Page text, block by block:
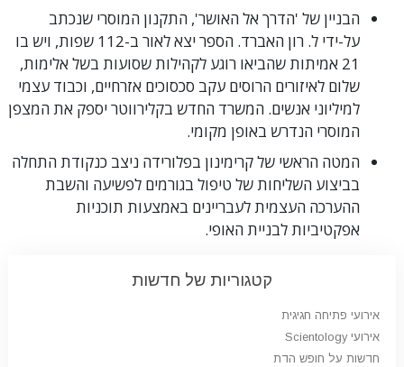
הבניין של 'הדרך אל האושר', התקנון המוסרי שנכתב
על-ידי ל. רון האברד.
הספר יצא לאור ב-112 שפות, ויש בו
21 אמיתות שהביאו רוגע לקהילות שסועות בשל אלימות,
שלום לאיזורים הרוסים עקב סכסוכים אזרחיים, וכבוד עצמי
למיליוני אנשים. המשרד החדש בקלירווטר יספק את המצפן
המוסרי הנדרש באופן מקומי.
המטה הראשי של קרימינון בפלורידה ניצב כנקודת התחלה
בביצוע השליחות של טיפול בגורמים לפשיעה והשבת
ההערכה העצמית לעבריינים באמצעות תוכניות
אפקטיביות לבניית האופי.
קטגוריות של חדשות
אירועי פתיחה חגיגית
אירועי Scientology
חדשות על חופש הדת